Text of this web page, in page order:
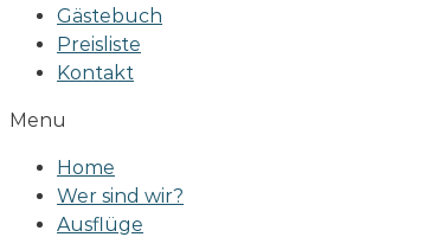
Gästebuch
Preisliste
Kontakt
Menu
Home
Wer sind wir?
Ausflüge